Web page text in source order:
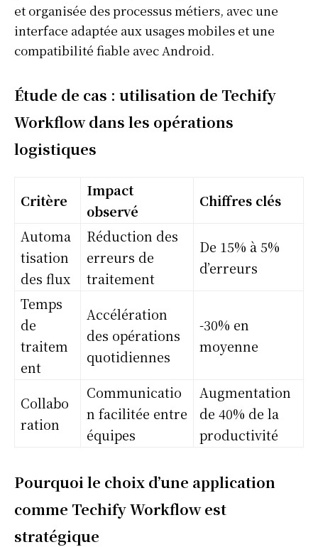
et organisée des processus métiers, avec une
interface adaptée aux usages mobiles et une
compatibilité fiable avec Android.
Étude de cas : utilisation de Techify
Workflow dans les opérations
logistiques
Critère
Impact
observé
Chiffres clés
Automa
tisation
des flux
Réduction des
erreurs de
traitement
De 15% à 5%
d’erreurs
Temps
de
traitem
ent
Accélération
des opérations
quotidiennes
-30% en
moyenne
Collabo
ration
Communicatio
n facilitée entre
équipes
Augmentation
de 40% de la
productivité
Pourquoi le choix d’une application
comme Techify Workflow est
stratégique